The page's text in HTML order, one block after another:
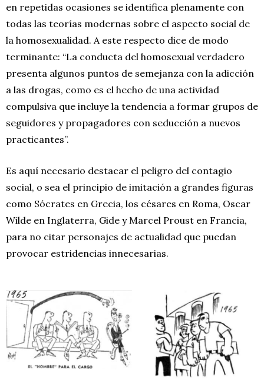
en repetidas ocasiones se identifica plenamente con
todas las teorías modernas sobre el aspecto social de
la homosexualidad. A este respecto dice de modo
terminante: “La conducta del homosexual verdadero
presenta algunos puntos de semejanza con la adicción
a las drogas, como es el hecho de una actividad
compulsiva que incluye la tendencia a formar grupos de
seguidores y propagadores con seducción a nuevos
practicantes”.
Es aquí necesario destacar el peligro del contagio
social, o sea el principio de imitación a grandes figuras
como Sócrates en Grecia, los césares en Roma, Oscar
Wilde en Inglaterra, Gide y Marcel Proust en Francia,
para no citar personajes de actualidad que puedan
provocar estridencias innecesarias.